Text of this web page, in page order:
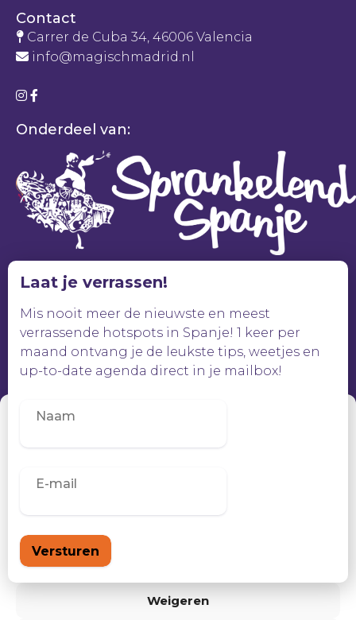
Om de beste ervaringen te bieden, gebruiken wij technologieën zoals
Door in te stemmen met deze technologieën kunnen wij gegevens
zoals surfgedrag of unieke ID's op deze site verwerken. Als je geen
invloed hebben op bepaalde functies en mogelijkheden.
Weigeren
Contact
Carrer de Cuba 34, 46006 Valencia
info@magischmadrid.nl
Onderdeel van:
Laat je verrassen!
Mis nooit meer de nieuwste en meest
verrassende hotspots in Spanje! 1 keer per
maand ontvang je de leukste tips, weetjes en
up-to-date agenda direct in je mailbox!